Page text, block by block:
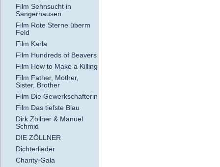
Film Sehnsucht in
Sangerhausen
Film Rote Sterne überm
Feld
Film Karla
Film Hundreds of Beavers
Film How to Make a Killing
Film Father, Mother,
Sister, Brother
Film Die Gewerkschafterin
Film Das tiefste Blau
Dirk Zöllner & Manuel
Schmid
DIE ZÖLLNER
Dichterlieder
Charity-Gala